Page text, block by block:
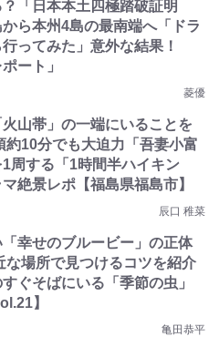
？「日本本土四極踏破証明
ら本州4島の最南端へ「ドラ
ってみた」意外な結果！
ート」
菱優
山帯」の一端にいることを
約10分でも大迫力「吾妻小富
周する「1時間半ハイキン
絶景レポ【福島県福島市】
辰口 稚菜
幸せのブルービー」の正体
な場所で見つけるコツを紹介
すぐそばにいる「季節の虫」
】
亀田恭平